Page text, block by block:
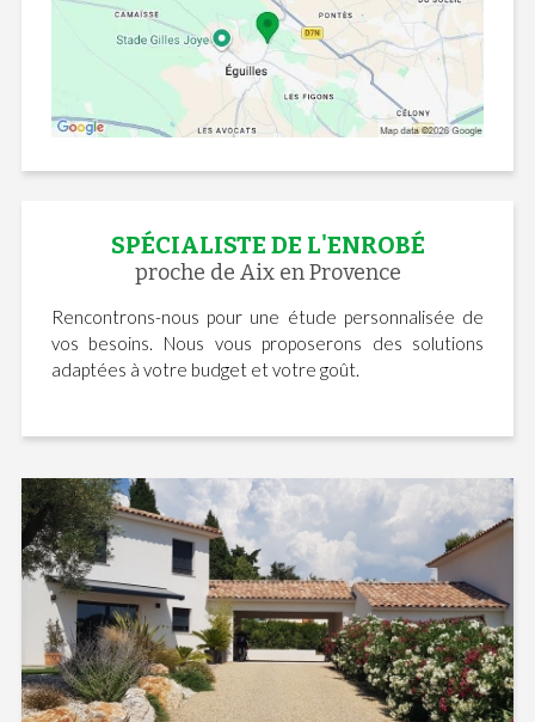
SPÉCIALISTE DE L'ENROBÉ
proche de Aix en Provence
Rencontrons-nous pour une étude personnalisée de
vos besoins. Nous vous proposerons des solutions
adaptées à votre budget et votre goût.